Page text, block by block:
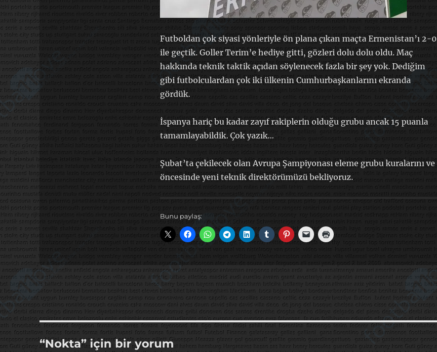
Futboldan çok siyasi yönleriyle ön plana çıkan maçta Ermenistan’ı 2-0
ile geçtik. Goller Terim’e hediye gitti, gözleri dolu dolu oldu. Maç
hakkında teknik taktik açıdan söylenecek fazla bir şey yok. Dediğim
gibi futbolculardan çok iki ülkenin Cumhurbaşkanlarını ekranda
gördük.
İspanya hariç bu kadar zayıf rakiplerin olduğu grubu ancak 15 puanla
tamamlayabildik. Çok yazık…
Şubat’ta çekilecek olan Avrupa Şampiyonası eleme grubu kuralarını ve
öncesinde yeni teknik direktörümüzü bekliyoruz.
Bunu paylaş:
“Nokta” için bir yorum